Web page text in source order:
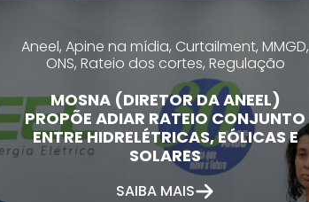
Aneel, Apine na mídia, Curtailment, MMGD,
ONS, Rateio dos cortes, Regulação
MOSNA (DIRETOR DA ANEEL)
PROPÕE ADIAR RATEIO CONJUNTO
ENTRE HIDRELÉTRICAS, EÓLICAS E
SOLARES
SAIBA MAIS